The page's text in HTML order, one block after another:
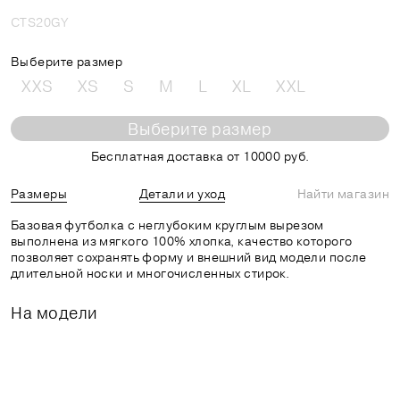
CTS20GY
Выберите размер
XXS XS S M L XL XXL
Выберите размер
Бесплатная доставка от 10000 руб.
Размеры Детали и уход
Найти магазин
Базовая футболка с неглубоким круглым вырезом
выполнена из мягкого 100% хлопка, качество которого
позволяет сохранять форму и внешний вид модели после
длительной носки и многочисленных стирок.
На модели